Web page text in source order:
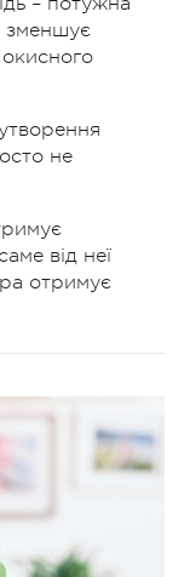
зменшує
не
від неї
отримує